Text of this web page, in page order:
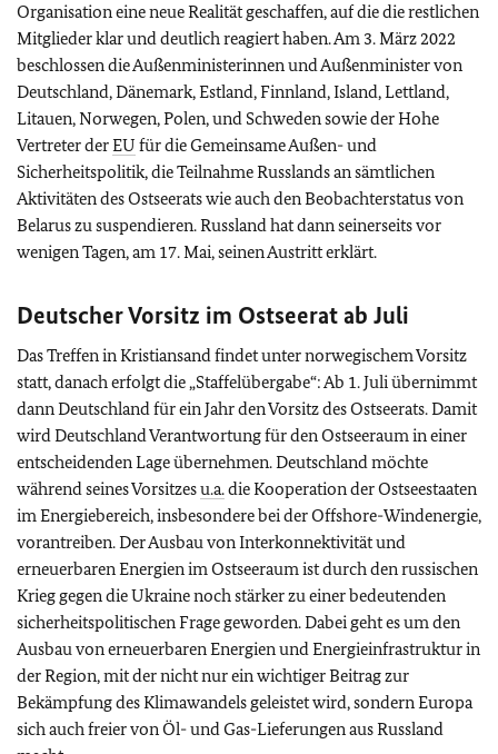
Organisation eine neue Realität geschaffen, auf die die restlichen
Mitglieder klar und deutlich reagiert haben. Am 3. März 2022
beschlossen die Außenministerinnen und Außenminister von
Deutschland, Dänemark, Estland, Finnland, Island, Lettland,
Litauen, Norwegen, Polen, und Schweden sowie der Hohe
Vertreter derEU für die Gemeinsame Außen- und
Sicherheitspolitik, die Teilnahme Russlands an sämtlichen
Aktivitäten des Ostseerats wie auch den Beobachterstatus von
Belarus zu suspendieren. Russland hat dann seinerseits vor
wenigen Tagen, am 17. Mai, seinen Austritt erklärt.
Deutscher Vorsitz im Ostseerat ab Juli
Das Treffen in Kristiansand findet unter norwegischem Vorsitz
statt, danach erfolgt die „Staffelübergabe“: Ab 1. Juli übernimmt
dann Deutschland für ein Jahr den Vorsitz des Ostseerats. Damit
wird Deutschland Verantwortung für den Ostseeraum in einer
entscheidenden Lage übernehmen. Deutschland möchte
während seines Vorsitzesu.a.die Kooperation der Ostseestaaten
im Energiebereich, insbesondere bei der Offshore-Windenergie,
vorantreiben. Der Ausbau von Interkonnektivität und
erneuerbaren Energien im Ostseeraum ist durch den russischen
Krieg gegen die Ukraine noch stärker zu einer bedeutenden
sicherheitspolitischen Frage geworden. Dabei geht es um den
Ausbau von erneuerbaren Energien und Energieinfrastruktur in
der Region, mit der nicht nur ein wichtiger Beitrag zur
Bekämpfung des Klimawandels geleistet wird, sondern Europa
sich auch freier von Öl- und Gas-Lieferungen aus Russland